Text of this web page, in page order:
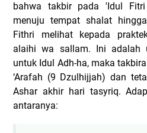
bahwa takbir pada 'Idul
menuju tempat shalat
Fithri melihat kepada
alaihi wa sallam. Ini adalah
untuk Idul Adh-ha, maka
‘Arafah (9 Dzulhijjah) dan
Ashar akhir hari tasyriq.
antaranya: